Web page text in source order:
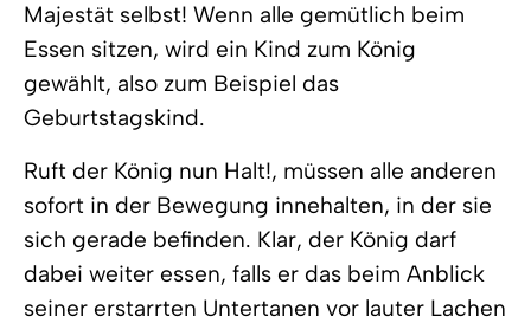
Majestät selbst! Wenn alle gemütlich beim
Essen sitzen, wird ein Kind zum König
gewählt, also zum Beispiel das
Geburtstagskind.
Ruft der König nun Halt!, müssen alle anderen
sofort in der Bewegung innehalten, in der sie
sich gerade befinden. Klar, der König darf
dabei weiter essen, falls er das beim Anblick
seiner erstarrten Untertanen vor lauter Lachen